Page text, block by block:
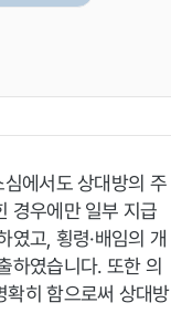
에서도 상대방의 주
경우에만 일부 지급
였고, 횡령·배임의 개
하였습니다. 또한 의
확히 함으로써 상대방